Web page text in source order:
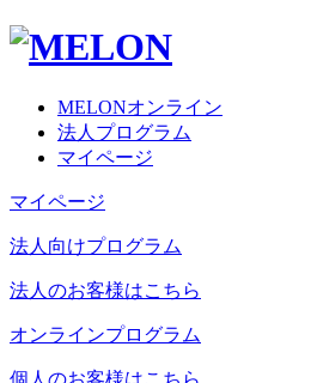
MELONオンライン
法人プログラム
マイページ
マイページ
法人向けプログラム
法人のお客様はこちら
オンラインプログラム
個人のお客様はこちら